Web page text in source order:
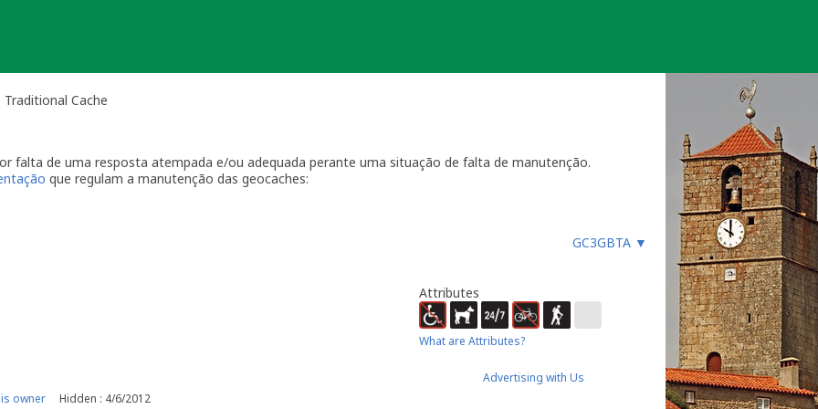
Cache
falta de uma resposta atempada e/ou adequada perante uma situação de falta de manutenção.
que regulam a manutenção das geocaches:
com a geocache (desaparecimento, estrago, humidade/infiltrações, etc.), ou faz um registo
temporariamente a sua geocache para que os outros saibam que não devem procurar a
o problema. É-lhe concedido um período razoável de tempo -
sua geocache. Se a geocache não estiver a receber a manutenção necessária ou estiver
um longo período de tempo, poderemos arquivar a página da geocache.
por favor recolha-o a fim de evitar que se torne lixo (geolitter).
de manutenção a sua geocache não poderá ser desarquivada. Caso submeta uma nova será tido em
GC3GBTA ▼
owner Hidden : 4/6/2012
Attributes
What are Attributes?
Advertising with Us